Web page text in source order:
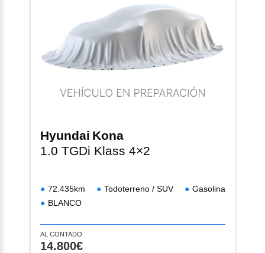
Hyundai Kona
1.0 TGDi Klass 4×2
72.435km Todoterreno / SUV
Gasolina
BLANCO
AL CONTADO
14.800€